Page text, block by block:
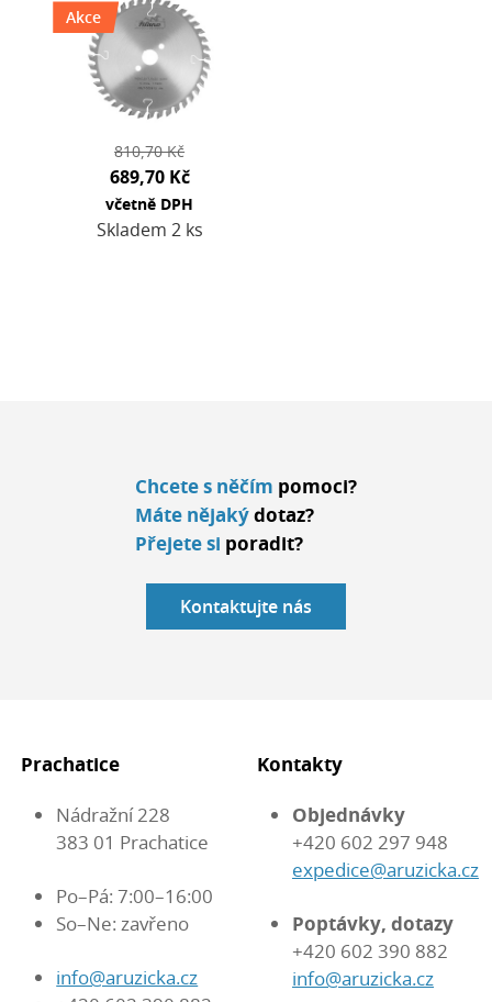
otáčky, vhodné
pro široké
spektrum ručních
nástrojůVhodný…
Akce
810,70 Kč
689,70 Kč
včetně DPH
Skladem 2 ks
Chcete s něčím pomoci?
Máte nějakýdotaz?
Přejete si poradit?
Kontaktujte nás
Prachatice
Nádražní 228
383 01 Prachatice
Po–Pá: 7:00–16:00
So–Ne: zavřeno
info@aruzicka.cz
Kontakty
Objednávky
+420 602 297 948
expedice@aruzicka.cz
Poptávky, dotazy
+420 602 390 882
info@aruzicka.cz